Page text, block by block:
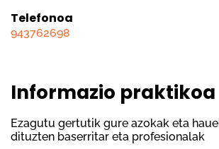
Telefonoa
943762698
Informazio praktikoa
Ezagutu gertutik gure azokak eta
dituzten baserritar eta profesionalak